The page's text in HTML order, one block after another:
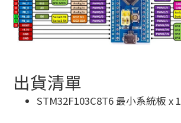
出貨清單
STM32F103C8T6 最小系統板 x 1